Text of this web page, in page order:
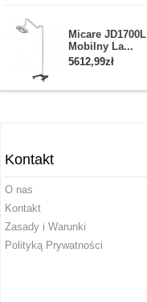
Micare JD1700L
Mobilny La...
5612,99zł
Kontakt
O nas
Kontakt
Zasady i Warunki
Polityką Prywatności